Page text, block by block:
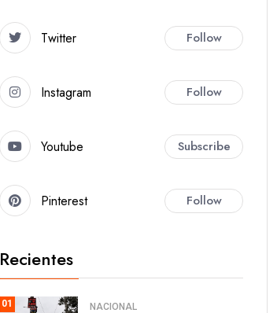
Twitter Follow
Instagram Follow
Youtube Subscribe
Pinterest Follow
Recientes
01 NACIONAL